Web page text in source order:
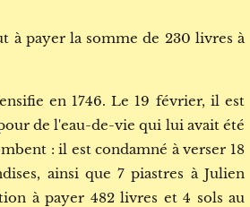
à payer la somme de 230 livres à
en 1746. Le 19 février, il est
de l'eau-de-vie qui lui avait été
: il est condamné à verser 18
ainsi que 7 piastres à Julien
à payer 482 livres et 4 sols au